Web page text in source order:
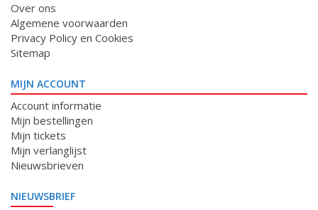
Over ons
Algemene voorwaarden
Privacy Policy en Cookies
Sitemap
MIJN ACCOUNT
Account informatie
Mijn bestellingen
Mijn tickets
Mijn verlanglijst
Nieuwsbrieven
NIEUWSBRIEF